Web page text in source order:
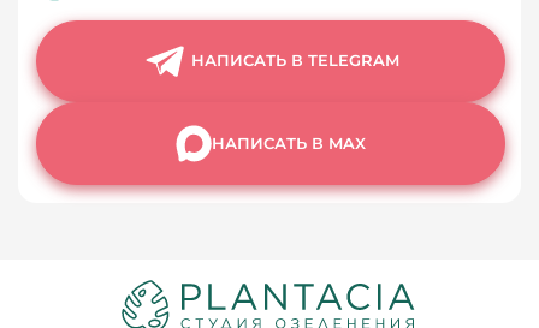
НАПИСАТЬ В TELEGRAM
НАПИСАТЬ В MAX